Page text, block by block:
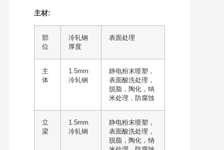
主材:
部
位
冷轧钢
厚度
表面处理
主
体
1.5mm
冷轧钢
静电粉末喷塑，
表面酸洗处理，
脱脂，陶化，纳
米处理，防腐蚀
立
梁
1.5mm
冷轧钢
静电粉末喷塑，
表面酸洗处理，
脱脂，陶化，纳